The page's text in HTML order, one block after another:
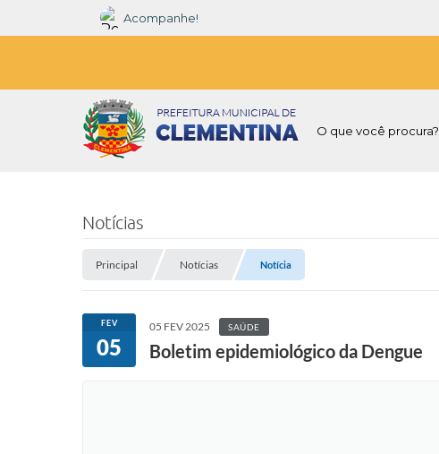
Acompanhe!
O que você procura?
Notícias
Principal Notícias Notícia
FEV
05
05 FEV 2025 SAÚDE
Boletim epidemiológico da Dengue